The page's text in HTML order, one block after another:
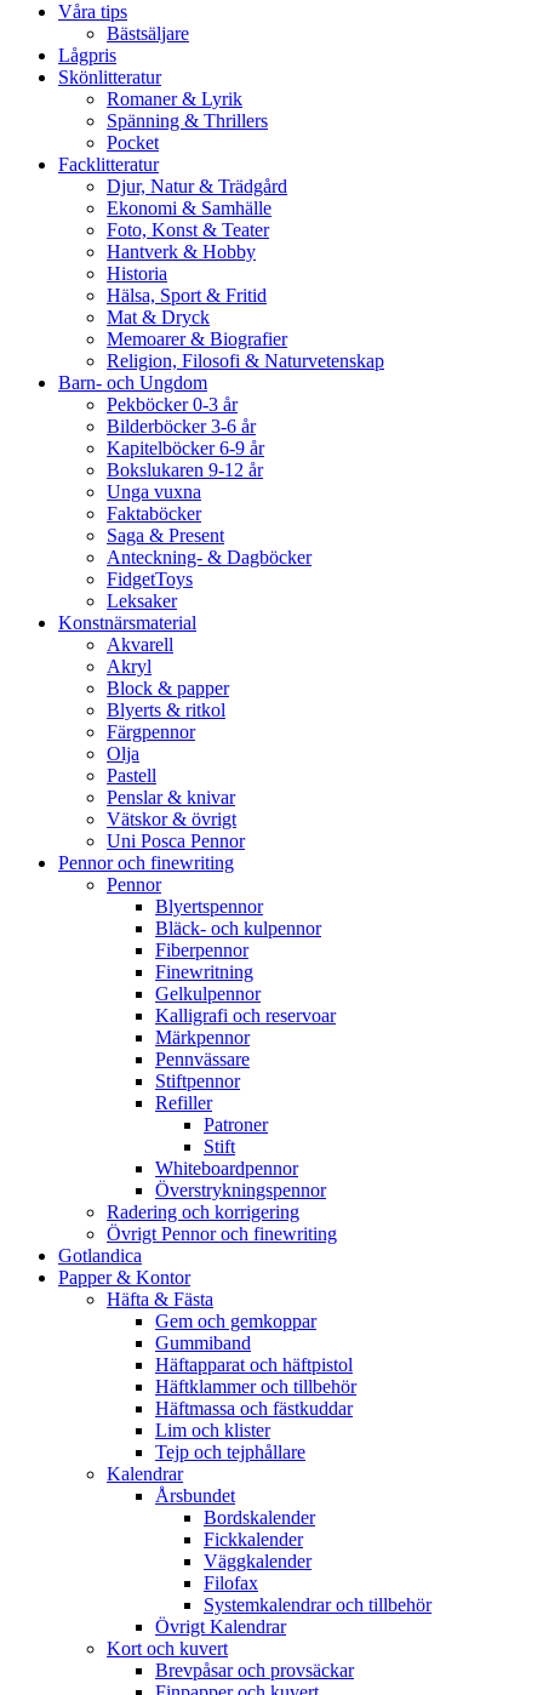
Våra tips
Bästsäljare
Lågpris
Skönlitteratur
Romaner & Lyrik
Spänning & Thrillers
Pocket
Facklitteratur
Djur, Natur & Trädgård
Ekonomi & Samhälle
Foto, Konst & Teater
Hantverk & Hobby
Historia
Hälsa, Sport & Fritid
Mat & Dryck
Memoarer & Biografier
Religion, Filosofi & Naturvetenskap
Barn- och Ungdom
Pekböcker 0-3 år
Bilderböcker 3-6 år
Kapitelböcker 6-9 år
Bokslukaren 9-12 år
Unga vuxna
Faktaböcker
Saga & Present
Anteckning- & Dagböcker
FidgetToys
Leksaker
Konstnärsmaterial
Akvarell
Akryl
Block & papper
Blyerts & ritkol
Färgpennor
Olja
Pastell
Penslar & knivar
Vätskor & övrigt
Uni Posca Pennor
Pennor och finewriting
Pennor
Blyertspennor
Bläck- och kulpennor
Fiberpennor
Finewritning
Gelkulpennor
Kalligrafi och reservoar
Märkpennor
Pennvässare
Stiftpennor
Refiller
Patroner
Stift
Whiteboardpennor
Överstrykningspennor
Radering och korrigering
Övrigt Pennor och finewriting
Gotlandica
Papper & Kontor
Häfta & Fästa
Gem och gemkoppar
Gummiband
Häftapparat och häftpistol
Häftklammer och tillbehör
Häftmassa och fästkuddar
Lim och klister
Tejp och tejphållare
Kalendrar
Årsbundet
Bordskalender
Fickkalender
Väggkalender
Filofax
Systemkalendrar och tillbehör
Övrigt Kalendrar
Kort och kuvert
Brevpåsar och provsäckar